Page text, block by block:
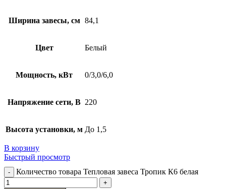
Ширина завесы, см 84,1
Цвет Белый
Мощность, кВт 0/3,0/6,0
Напряжение сети, В 220
Высота установки, м До 1,5
В корзину
Быстрый просмотр
Количество товара Тепловая завеса Тропик К6 белая